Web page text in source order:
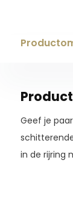
Geef je
in de rijring